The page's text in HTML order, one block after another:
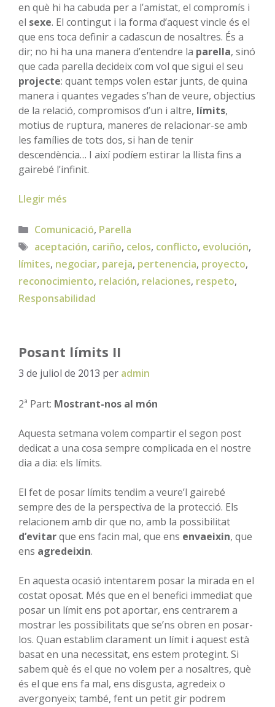
en què hi ha cabuda per a l’amistat, el compromís i
el sexe. El contingut i la forma d’aquest vincle és el
que ens toca definir a cadascun de nosaltres. És a
dir; no hi ha una manera d’entendre la parella, sinó
que cada parella decideix com vol que sigui el seu
projecte: quant temps volen estar junts, de quina
manera i quantes vegades s’han de veure, objectius
de la relació, compromisos d’un i altre, límits,
motius de ruptura, maneres de relacionar-se amb
les famílies de tots dos, si han de tenir
descendència… I així podíem estirar la llista fins a
gairebé l’infinit.
Llegir més
Categories
Comunicació, Parella
Etiquetes
aceptación, cariño, celos, conflicto, evolución,
límites, negociar, pareja, pertenencia, proyecto,
reconocimiento, relación, relaciones, respeto,
Responsabilidad
Posant límits II
3 de juliol de 2013 per admin
2ª Part: Mostrant-nos al món
Aquesta setmana volem compartir el segon post
dedicat a una cosa sempre complicada en el nostre
dia a dia: els límits.
El fet de posar límits tendim a veure’l gairebé
sempre des de la perspectiva de la protecció. Els
relacionem amb dir que no, amb la possibilitat
d’evitarque ens facin mal, que ens envaeixin, que
ens agredeixin.
En aquesta ocasió intentarem posar la mirada en el
costat oposat. Més que en el benefici immediat que
posar un límit ens pot aportar, ens centrarem a
mostrar les possibilitats que se’ns obren en posar-
los. Quan establim clarament un límit i aquest està
basat en una necessitat, ens estem protegint. Si
sabem què és el que no volem per a nosaltres, què
és el que ens fa mal, ens disgusta, agredeix o
avergonyeix; també, fent un petit gir podrem